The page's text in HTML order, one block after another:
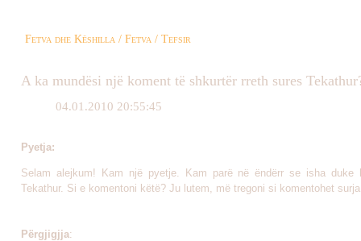
Fetva dhe Këshilla / Fetva / Tefsir
A ka mundësi një koment të shkurtër rreth sures
04.01.2010 20:55:45
Pyetja:
Selam alejkum! Kam një pyetje. Kam parë në ëndërr se isha duke
Tekathur. Si e komentoni këtë? Ju lutem, më tregoni si komentohet
Përgjigjja: